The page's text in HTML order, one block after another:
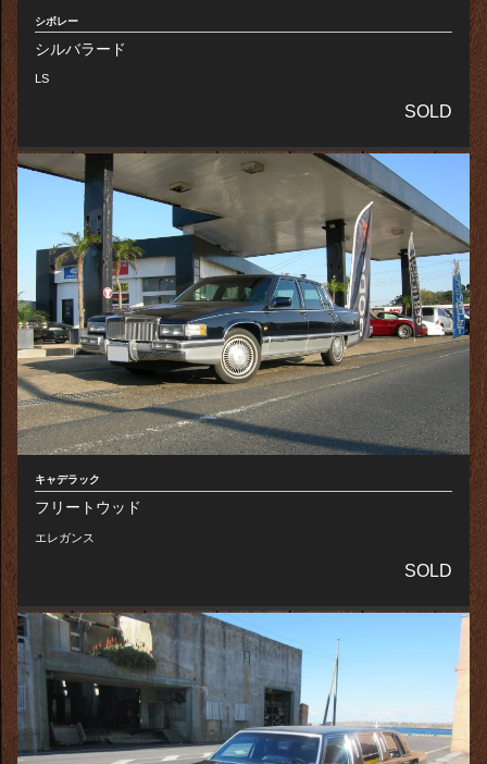
シボレー
シルバラード
LS
SOLD
キャデラック
フリートウッド
エレガンス
SOLD